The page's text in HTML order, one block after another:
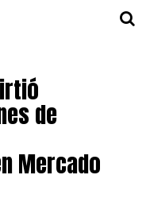
de
Mercado